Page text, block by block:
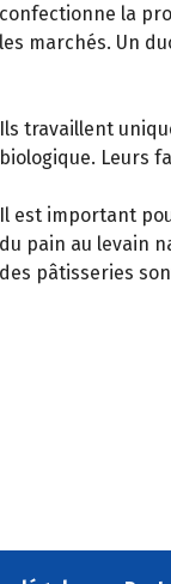
confectionne la
les marchés. Un
Ils travaillent
biologique. Leurs
Il est important
du pain au levain
des pâtisseries